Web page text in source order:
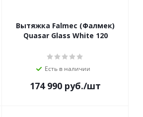
Вытяжка Falmec (Фалмек)
Quasar Glass White 120
Есть в наличии
174 990 руб./шт